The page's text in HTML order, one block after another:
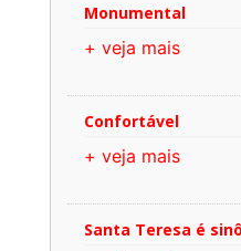
Monumental
+ veja mais
Confortável
+ veja mais
Santa Teresa é